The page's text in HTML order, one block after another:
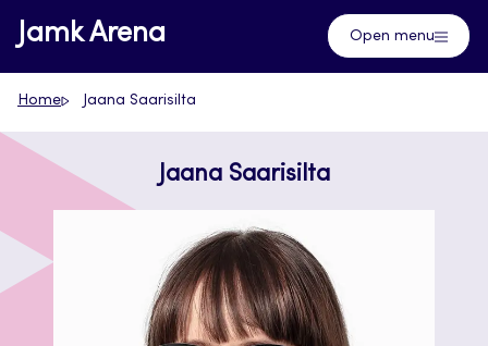
Skip
to
content
Jamk Arena Open menu
Home Jaana Saarisilta
Jaana Saarisilta